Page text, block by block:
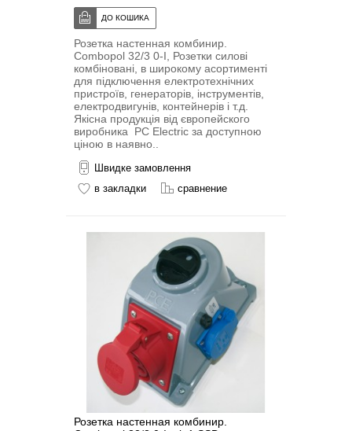
Розетка настенная комбинир.
Combopol 32/3 0-I, Розетки силові
комбіновані, в широкому асортименті
для підключення електротехнічних
пристроїв, генераторів, інструментів,
електродвигунів, контейнерів і т.д.
Якісна продукція від європейского
виробника PC Electric за доступною
ціною в наявно..
Швидке замовлення
в закладки
сравнение
Розетка настенная комбинир.